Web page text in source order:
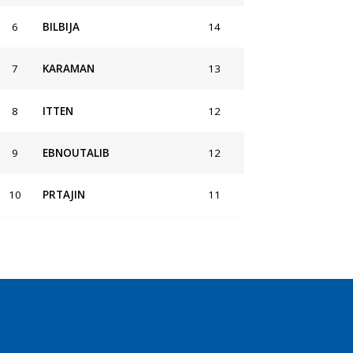
6 BILBIJA 14
7 KARAMAN 13
8 ITTEN 12
9 EBNOUTALIB 12
10 PRTAJIN 11